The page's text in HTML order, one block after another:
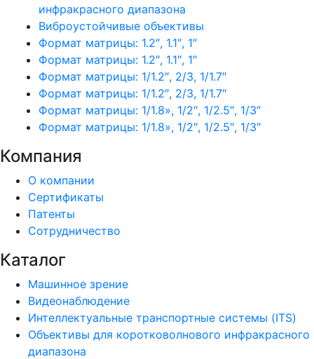
инфракрасного диапазона
Виброустойчивые объективы
Формат матрицы: 1.2″, 1.1″, 1″
Формат матрицы: 1.2″, 1.1″, 1″
Формат матрицы: 1/1.2″, 2/3, 1/1.7″
Формат матрицы: 1/1.2″, 2/3, 1/1.7″
Формат матрицы: 1/1.8», 1/2″, 1/2.5″, 1/3″
Формат матрицы: 1/1.8», 1/2″, 1/2.5″, 1/3″
Компания
О компании
Сертификаты
Патенты
Сотрудничество
Каталог
Машинное зрение
Видеонаблюдение
Интеллектуальные транспортные системы (ITS)
Объективы для коротковолнового инфракрасного
диапазона